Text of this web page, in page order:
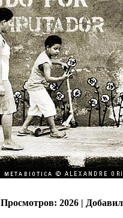
Просмотров: 2026 |